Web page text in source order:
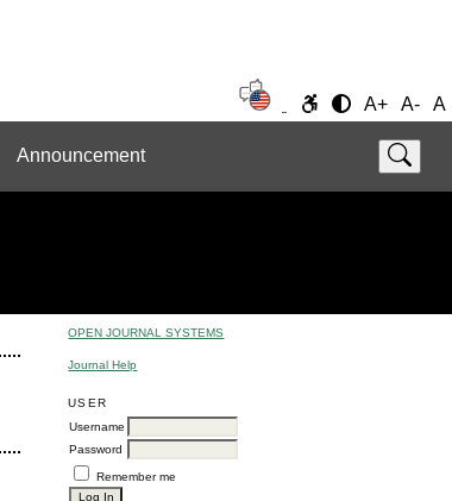
A+ A- A
Announcement
OPEN JOURNAL SYSTEMS
Journal Help
USER
Username
Password
Remember me